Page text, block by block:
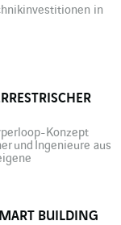
in
Konzept
und Ingenieure aus
konkreter Projekte
Kapseln ihre
BUILDING